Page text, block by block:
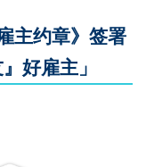
主约章》签署
好雇主」